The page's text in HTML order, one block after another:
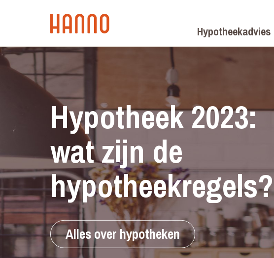
Hypotheekadvies
Hypotheek 2023:
wat zijn de
hypotheekregels?
Alles over hypotheken